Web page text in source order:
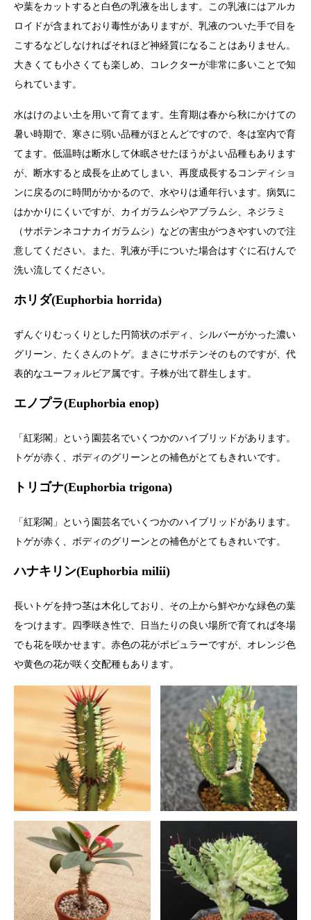
や葉をカットすると白色の乳液を出します。この乳液にはアルカ
ロイドが含まれており毒性がありますが、乳液のついた手で目を
こするなどしなければそれほど神経質になることはありません。
大きくても小さくても楽しめ、コレクターが非常に多いことで知
られています。
水はけのよい土を用いて育てます。生育期は春から秋にかけての
暑い時期で、寒さに弱い品種がほとんどですので、冬は室内で育
てます。低温時は断水して休眠させたほうがよい品種もあります
が、断水すると成長を止めてしまい、再度成長するコンディショ
ンに戻るのに時間がかかるので、水やりは通年行います。病気に
はかかりにくいですが、カイガラムシやアブラムシ、ネジラミ
（サボテンネコナカイガラムシ）などの害虫がつきやすいので注
意してください。また、乳液が手についた場合はすぐに石けんで
洗い流してください。
ホリダ(Euphorbia horrida)
ずんぐりむっくりとした円筒状のボディ、シルバーがかった濃い
グリーン、たくさんのトゲ。まさにサボテンそのものですが、代
表的なユーフォルビア属です。子株が出て群生します。
エノプラ(Euphorbia enop)
「紅彩閣」という園芸名でいくつかのハイブリッドがあります。
トゲが赤く、ボディのグリーンとの補色がとてもきれいです。
トリゴナ(Euphorbia trigona)
「紅彩閣」という園芸名でいくつかのハイブリッドがあります。
トゲが赤く、ボディのグリーンとの補色がとてもきれいです。
ハナキリン(Euphorbia milii)
長いトゲを持つ茎は木化しており、その上から鮮やかな緑色の葉
をつけます。四季咲き性で、日当たりの良い場所で育てれば冬場
でも花を咲かせます。赤色の花がポピュラーですが、オレンジ色
や黄色の花が咲く交配種もあります。